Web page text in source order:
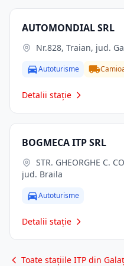
AUTOMONDIAL SRL
Nr.828, Traian, jud.
Autoturisme
Detalii stație
BOGMECA ITP SRL
jud. Braila
Autoturisme
Detalii stație
Toate stațiile ITP din